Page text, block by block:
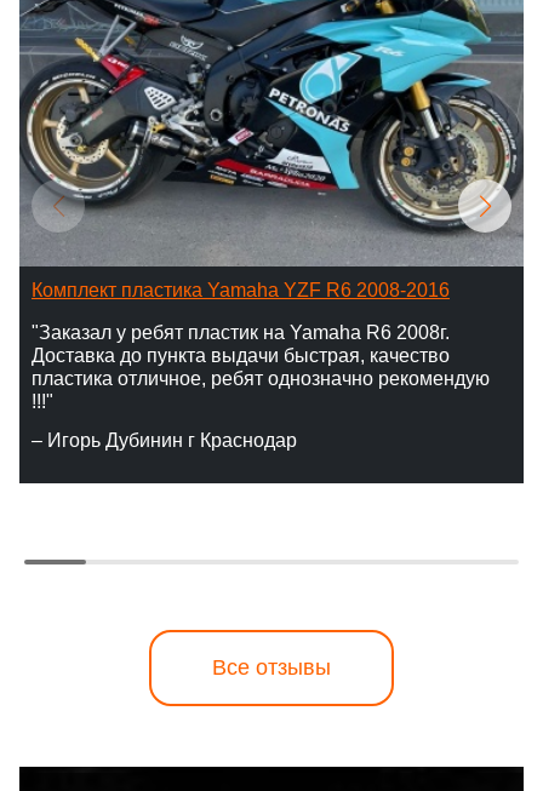
Комплект пластика Yamaha YZF R6 2008-2016
"Заказал у ребят пластик на Yamaha R6 2008г.
Доставка до пункта выдачи быстрая, качество
пластика отличное, ребят однозначно рекомендую
!!!"
– Игорь Дубинин г Краснодар
Все отзывы